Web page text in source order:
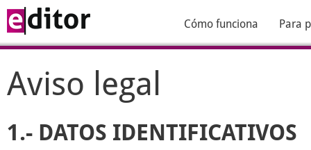
Cómo funciona Para
Aviso legal
1.- DATOS IDENTIFICATIVOS